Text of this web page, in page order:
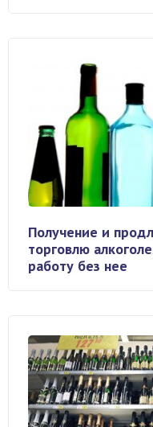
Получение и
торговлю
работу без нее